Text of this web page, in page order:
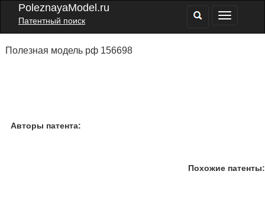
PoleznayaModel.ru
Патентный поиск
Полезная модель рф 156698
Авторы патента:
Похожие патенты: